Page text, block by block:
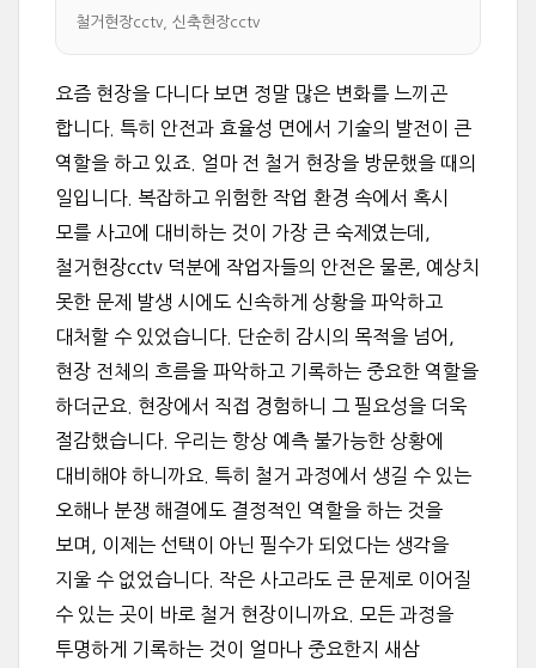
철거현장cctv, 신축현장cctv
요즘 현장을 다니다 보면 정말 많은 변화를 느끼곤
합니다. 특히 안전과 효율성 면에서 기술의 발전이 큰
역할을 하고 있죠. 얼마 전 철거 현장을 방문했을 때의
일입니다. 복잡하고 위험한 작업 환경 속에서 혹시
모를 사고에 대비하는 것이 가장 큰 숙제였는데,
철거현장cctv 덕분에 작업자들의 안전은 물론, 예상치
못한 문제 발생 시에도 신속하게 상황을 파악하고
대처할 수 있었습니다. 단순히 감시의 목적을 넘어,
현장 전체의 흐름을 파악하고 기록하는 중요한 역할을
하더군요. 현장에서 직접 경험하니 그 필요성을 더욱
절감했습니다. 우리는 항상 예측 불가능한 상황에
대비해야 하니까요. 특히 철거 과정에서 생길 수 있는
오해나 분쟁 해결에도 결정적인 역할을 하는 것을
보며, 이제는 선택이 아닌 필수가 되었다는 생각을
지울 수 없었습니다. 작은 사고라도 큰 문제로 이어질
수 있는 곳이 바로 철거 현장이니까요. 모든 과정을
투명하게 기록하는 것이 얼마나 중요한지 새삼